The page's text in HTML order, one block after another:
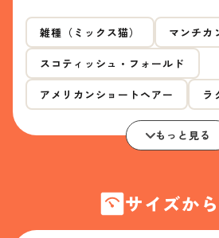
雑種（ミックス猫） マンチカ
スコティッシュ・フォールド
アメリカンショートヘアー ラ
もっと見る
サイズか